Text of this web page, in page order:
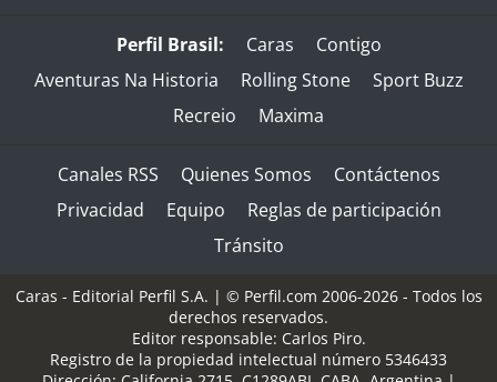
Perfil Brasil: Caras
Contigo
Aventuras Na Historia
Rolling Stone
Sport Buzz
Recreio
Maxima
Canales RSS Quienes Somos
Contáctenos
Privacidad
Equipo
Reglas de participación
Tránsito
Caras - Editorial Perfil S.A. | © Perfil.com 2006-2026 - Todos los
derechos reservados.
Editor responsable: Carlos Piro.
Registro de la propiedad intelectual número 5346433